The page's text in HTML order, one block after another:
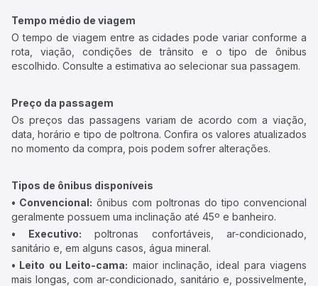
Tempo médio de viagem
O tempo de viagem entre as cidades pode variar conforme a
rota, viação, condições de trânsito e o tipo de ônibus
escolhido. Consulte a estimativa ao selecionar sua passagem.
Preço da passagem
Os preços das passagens variam de acordo com a viação,
data, horário e tipo de poltrona. Confira os valores atualizados
no momento da compra, pois podem sofrer alterações.
Tipos de ônibus disponíveis
• Convencional: ônibus com poltronas do tipo convencional
geralmente possuem uma inclinação até 45º e banheiro.
• Executivo: poltronas confortáveis, ar-condicionado,
sanitário e, em alguns casos, água mineral.
• Leito ou Leito-cama: maior inclinação, ideal para viagens
mais longas, com ar-condicionado, sanitário e, possivelmente,